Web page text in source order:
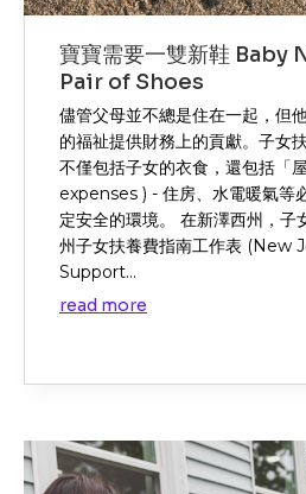
寶寶需要一雙新鞋 Baby
Pair of Shoes
儘管父母並不總是住在一起，但
的福祉提供財務上的貢獻。子女
不僅包括子女的衣食，還包括「
expenses ) - 住房、水電暖氣等
定安全的環境。 在新澤西州，子
州子女扶養費指南工作表 (New
Support...
read more